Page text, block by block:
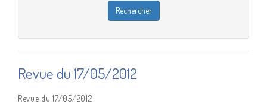
Revue du 17/05/2012
Revue du 17/05/2012